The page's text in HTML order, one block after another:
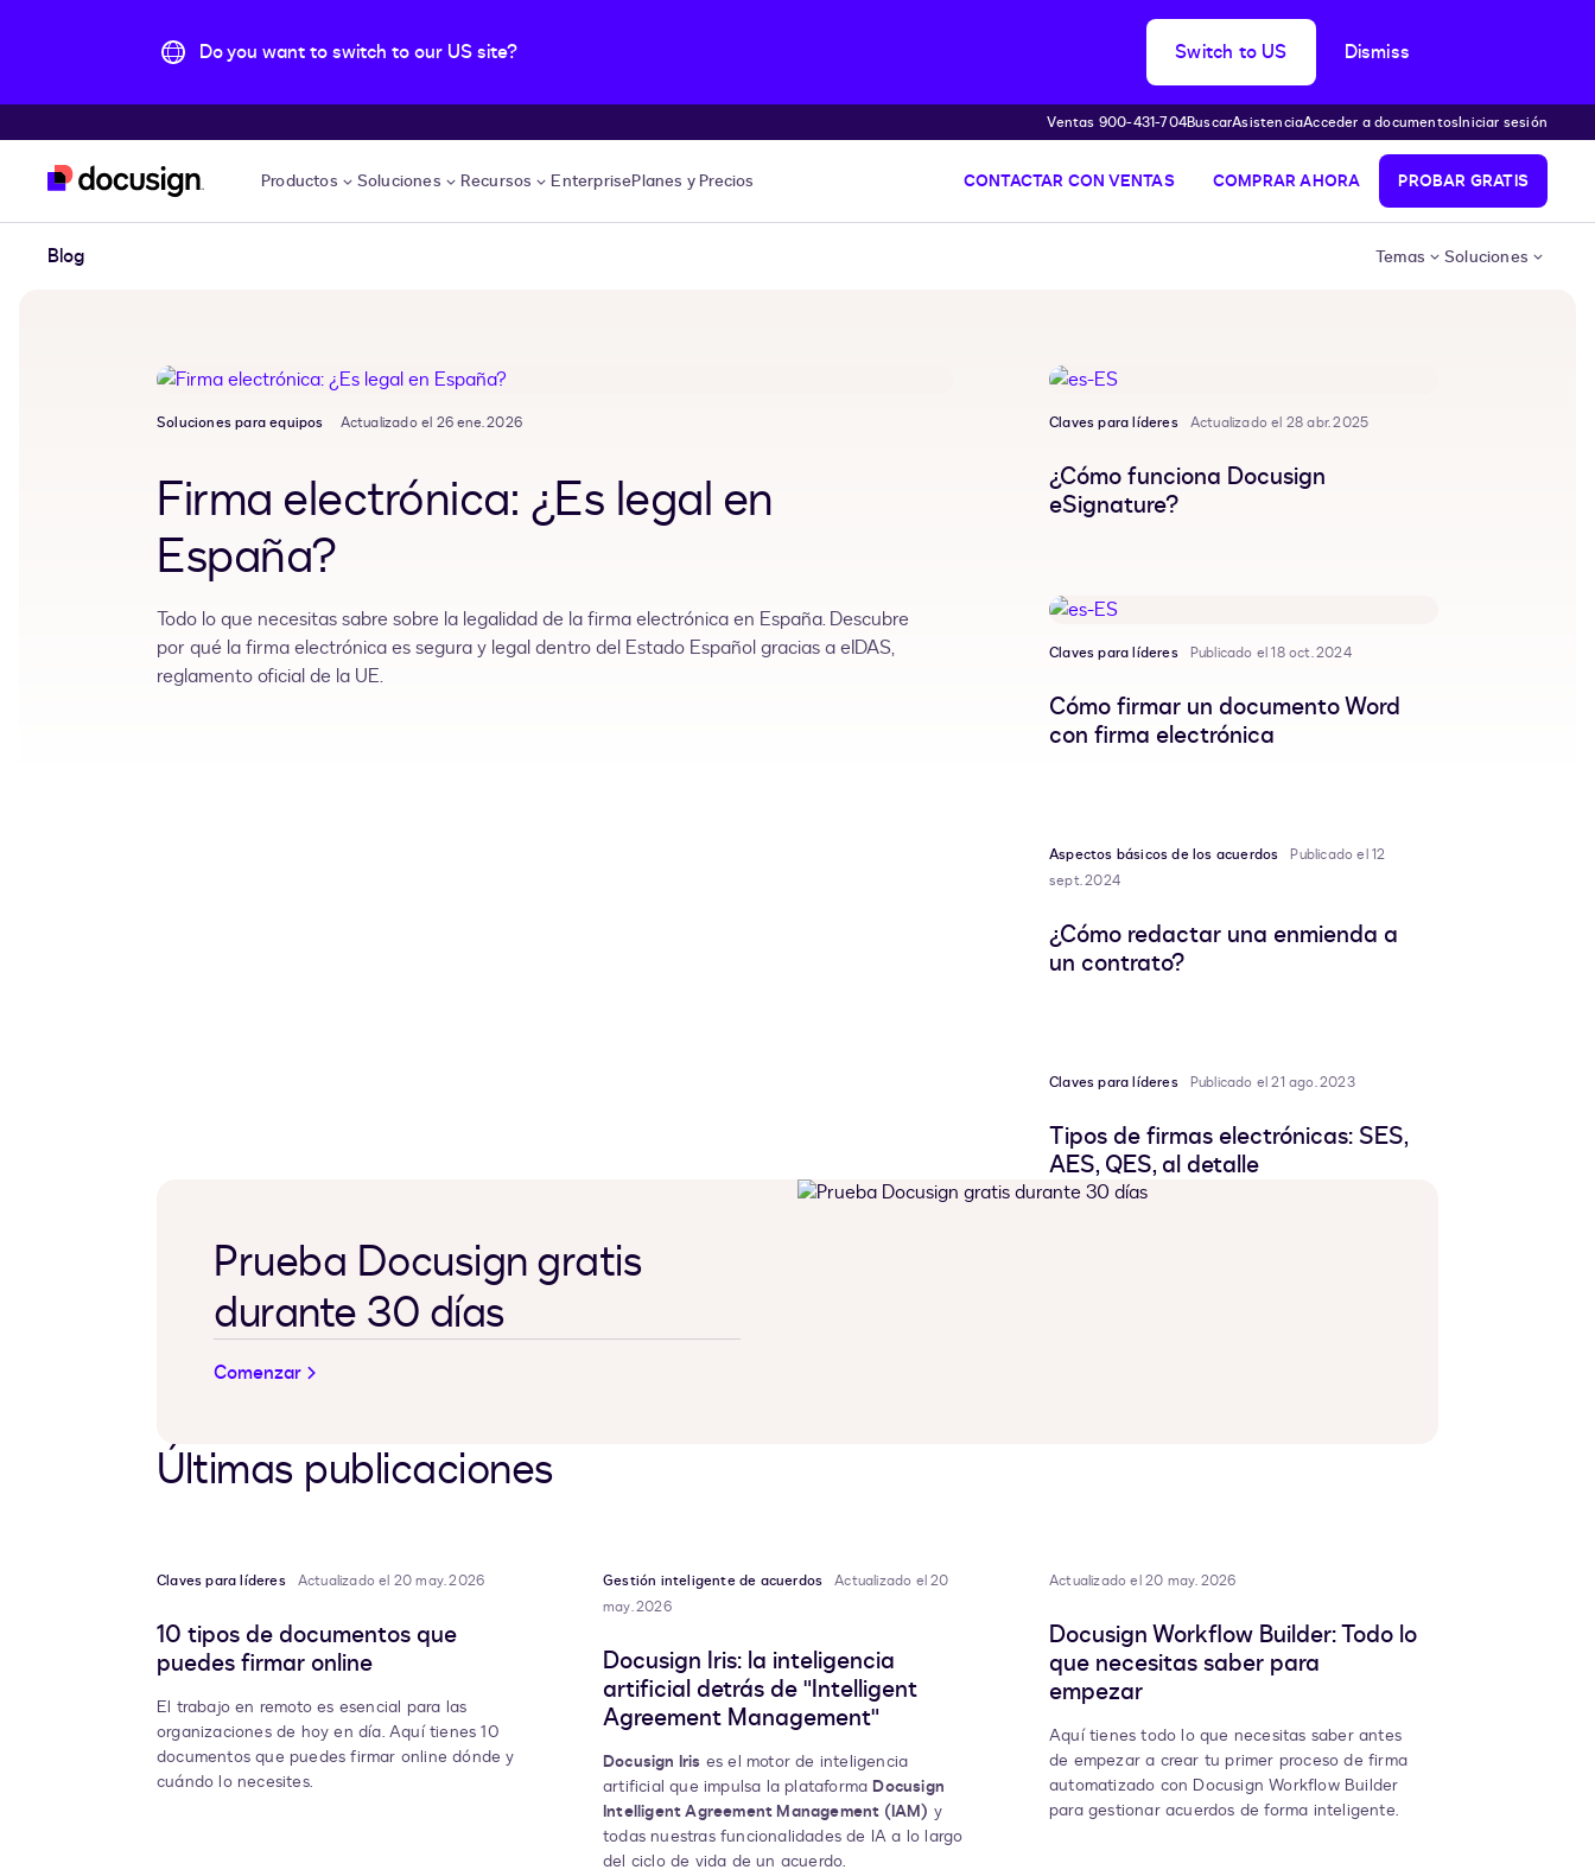
Do you want to switch to our US site? Switch to US Dismiss
Ventas 900-431-704BuscarAsistenciaAcceder a documentosIniciar sesión
Productos Soluciones Recursos EnterprisePlanes y Precios CONTACTAR CON VENTAS COMPRAR AHORA PROBAR GRATIS
Blog Temas Soluciones
Soluciones para equipos Actualizado el 26 ene. 2026
Firma electrónica: ¿Es legal en
España?
Todo lo que necesitas sabre sobre la legalidad de la firma electrónica en España. Descubre
por qué la firma electrónica es segura y legal dentro del Estado Español gracias a eIDAS,
reglamento oficial de la UE.
Claves para líderes Actualizado el 28 abr. 2025
¿Cómo funciona Docusign
eSignature?
Claves para líderes Publicado el 18 oct. 2024
Cómo firmar un documento Word
con firma electrónica
Aspectos básicos de los acuerdos
Publicado el 12
sept. 2024
¿Cómo redactar una enmienda a
un contrato?
Claves para líderes Publicado el 21 ago. 2023
Tipos de firmas electrónicas: SES,
AES, QES, al detalle
Prueba Docusign gratis
durante 30 días
Comenzar
Últimas publicaciones
Claves para líderes Actualizado el 20 may. 2026
10 tipos de documentos que
puedes firmar online
El trabajo en remoto es esencial para las
organizaciones de hoy en día. Aquí tienes 10
documentos que puedes firmar online dónde y
cuándo lo necesites.
Gestión inteligente de acuerdos
Actualizado el 20
may. 2026
Docusign Iris: la inteligencia
artificial detrás de "Intelligent
Agreement Management"
Docusign Iris es el motor de inteligencia
artificial que impulsa la plataformaDocusign
Intelligent Agreement Management (IAM) y
todas nuestras funcionalidades de IA a lo largo
del ciclo de vida de un acuerdo.
Actualizado el 20 may. 2026
Docusign Workflow Builder: Todo lo
que necesitas saber para
empezar
Aquí tienes todo lo que necesitas saber antes
de empezar a crear tu primer proceso de firma
automatizado con Docusign Workflow Builder
para gestionar acuerdos de forma inteligente.